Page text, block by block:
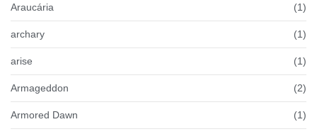
Araucária (1)
archary (1)
arise (1)
Armageddon (2)
Armored Dawn (1)